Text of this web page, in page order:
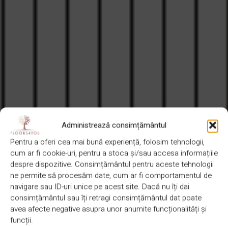
Administrează consimțământul
Pentru a oferi cea mai bună experiență, folosim tehnologii,
cum ar fi cookie-uri, pentru a stoca și/sau accesa informațiile
despre dispozitive. Consimțământul pentru aceste tehnologii
ne permite să procesăm date, cum ar fi comportamentul de
navigare sau ID-uri unice pe acest site. Dacă nu îți dai
consimțământul sau îți retragi consimțământul dat poate
avea afecte negative asupra unor anumite funcționalități și
funcții.